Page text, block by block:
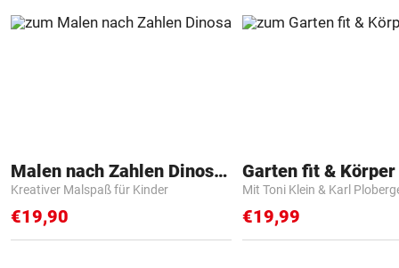
Malen nach Zahlen Dinosaurier
Kreativer Malspaß für Kinder
€19,90
Garten fit &
Mit Toni Klein & Karl
€19,99